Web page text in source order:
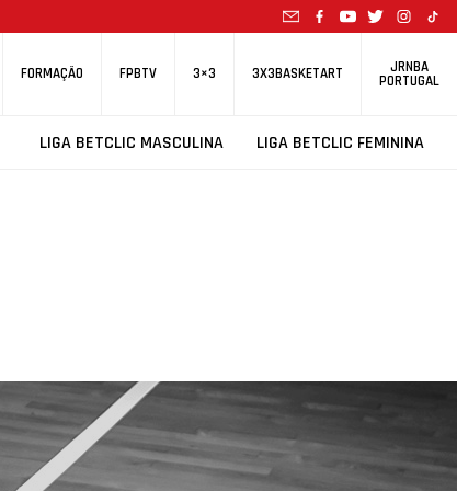
FORMAÇÃO FPBTV 3×3 3X3BASKETART JRNBA
PORTUGAL
LIGA BETCLIC MASCULINA LIGA BETCLIC FEMININA